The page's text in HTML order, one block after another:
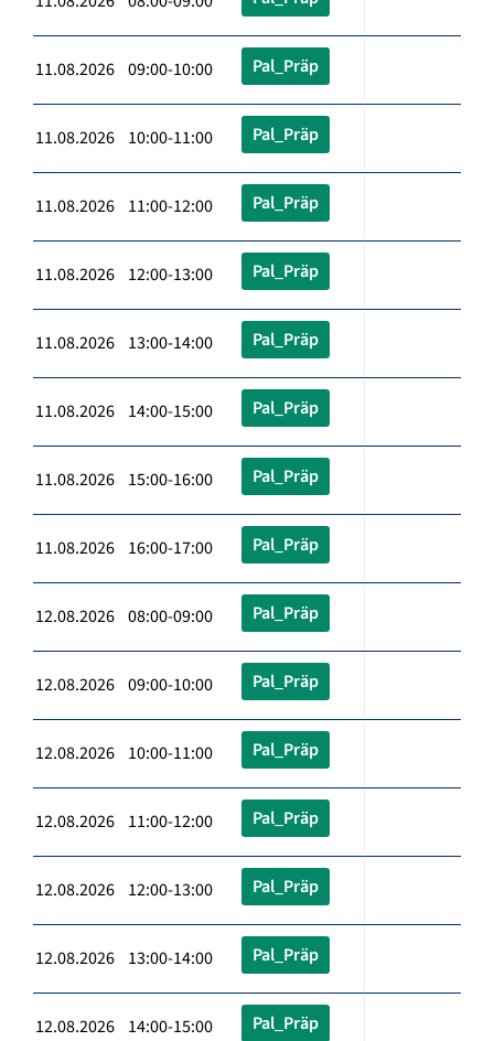
11.08.2026 09:00-10:00 Pal_Präp
11.08.2026 10:00-11:00 Pal_Präp
11.08.2026 11:00-12:00 Pal_Präp
11.08.2026 12:00-13:00 Pal_Präp
11.08.2026 13:00-14:00 Pal_Präp
11.08.2026 14:00-15:00 Pal_Präp
11.08.2026 15:00-16:00 Pal_Präp
11.08.2026 16:00-17:00 Pal_Präp
12.08.2026 08:00-09:00 Pal_Präp
12.08.2026 09:00-10:00 Pal_Präp
12.08.2026 10:00-11:00 Pal_Präp
12.08.2026 11:00-12:00 Pal_Präp
12.08.2026 12:00-13:00 Pal_Präp
12.08.2026 13:00-14:00 Pal_Präp
12.08.2026 14:00-15:00 Pal_Präp